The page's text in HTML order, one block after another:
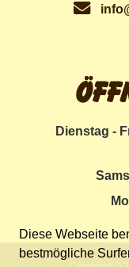
Dienstag -
Diese Webseite
bestmögliche